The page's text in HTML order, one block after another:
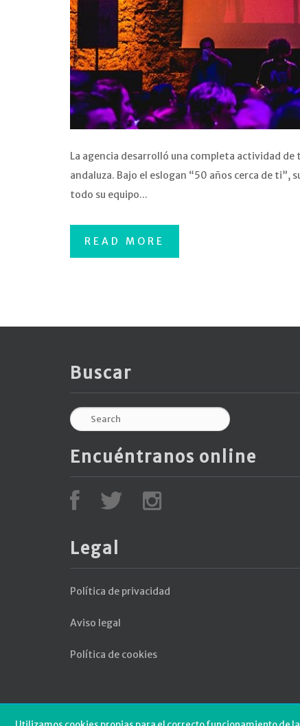
La agencia desarrolló una completa actividad
andaluza. Bajo el eslogan “50 años cerca de ti”,
todo su equipo...
READ MORE
Buscar
Encuéntranos online
Legal
Política de privacidad
Aviso legal
Política de cookies